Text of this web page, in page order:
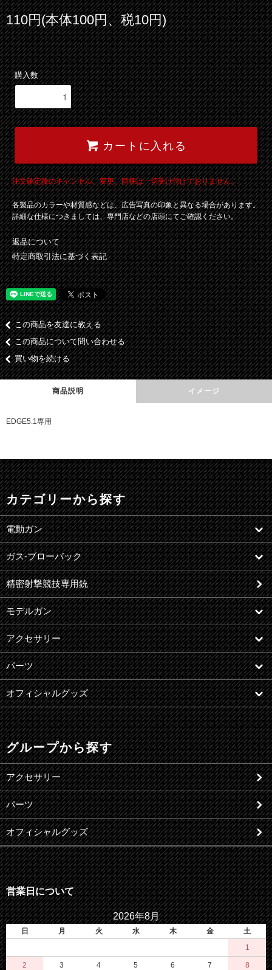
110円(本体100円、税10円)
購入数
カートに入れる
注文確定後のキャンセル、変更、同梱は一切受け付けておりません。
各製品のカラーや材質感などは、広告写真の印象と異なる場合があります。
詳細な仕様につきましては、専門店などの店頭にてご確認ください。
返品について
特定商取引法に基づく表記
この商品を友達に教える
この商品について問い合わせる
買い物を続ける
商品説明 イメージ
EDGE5.1専用
カテゴリーから探す
電動ガン
ガス-ブローバック
精密射撃競技専用銃
モデルガン
アクセサリー
パーツ
オフィシャルグッズ
グループから探す
アクセサリー
パーツ
オフィシャルグッズ
営業日について
2026年8月
日 月 火 水 木 金
土
1
2 3 4 5 6 7 8